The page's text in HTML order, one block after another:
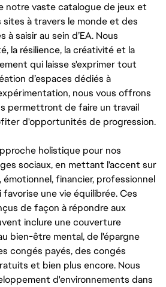
notre vaste catalogue de jeux et
sites à travers le monde et des
saisir au sein d’EA. Nous
la résilience, la créativité et la
qui laisse s'exprimer tout
d’espaces dédiés à
nous vous offrons
permettront de faire un travail
d'opportunités de progression.
holistique pour nos
sociaux, en mettant l'accent sur
financier, professionnel
une vie équilibrée. Ces
de façon à répondre aux
inclure une couverture
bien-être mental, de l'épargne
congés payés, des congés
et bien plus encore. Nous
d'environnements dans